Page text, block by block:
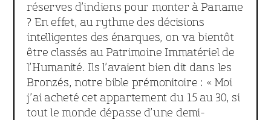
réserves d’indiens pour monter à Paname
? En effet, au rythme des décisions
intelligentes des énarques, on va bientôt
être classés au Patrimoine Immatériel de
l’Humanité. Ils l’avaient bien dit dans les
Bronzés, notre bible prémonitoire : « Moi
j’ai acheté cet appartement du 15 au 30, si
tout le monde dépasse d’une demi-